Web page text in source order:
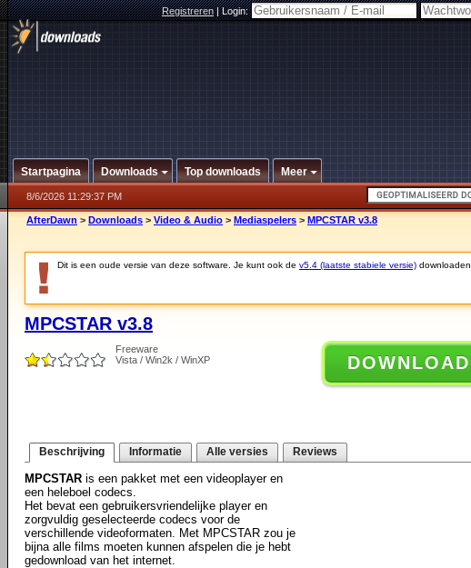
Registreren|Login:
Startpagina Downloads Top downloads Meer
8/6/2026 11:29:37 PM
AfterDawn > Downloads > Video & Audio > Mediaspelers > MPCSTAR v3.8
Dit is een oude versie van deze software. Je kunt ook de v5.4 (laatste stabiele versie) downloaden.
MPCSTAR v3.8
Freeware
Vista / Win2k / WinXP
DOWNLOAD
Beschrijving Informatie Alle versies Reviews
MPCSTAR is een pakket met een videoplayer en
een heleboel codecs.
Het bevat een gebruikersvriendelijke player en
zorgvuldig geselecteerde codecs voor de
verschillende videoformaten. Met MPCSTAR zou je
bijna alle films moeten kunnen afspelen die je hebt
gedownload van het internet.